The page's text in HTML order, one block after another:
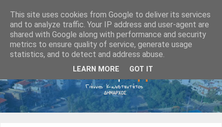
This site uses cookies from Google to deliver its services
and to analyze traffic. Your IP address and user-agent are
shared with Google along with performance and security
metrics to ensure quality of service, generate usage
statistics, and to detect and address abuse.
LEARN MORE GOT IT